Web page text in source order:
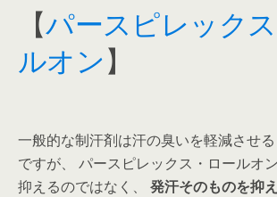
【パースピレック
ルオン】
一般的な制汗剤は汗の臭いを軽減させ
ですが、 パースピレックス・ロールオ
抑えるのではなく、 発汗そのものを抑